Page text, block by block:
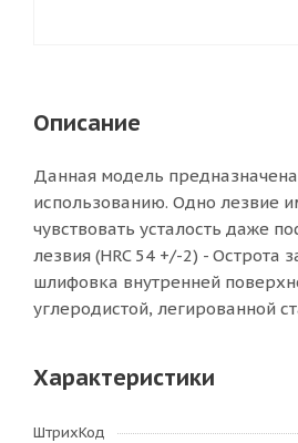
Описание
Данная модель
использованию. Одно лезвие
чувствовать усталость даже
лезвия (HRC 54 +/-2) - Острота
шлифовка внутренней
углеродистой, легированной
Характеристики
ШтрихКод